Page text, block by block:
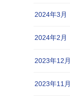
2024年3月
2024年2月
2023年12月
2023年11月